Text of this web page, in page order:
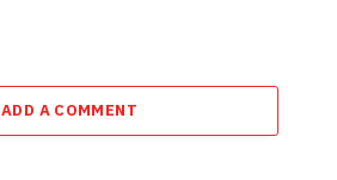
ADD A COMMENT